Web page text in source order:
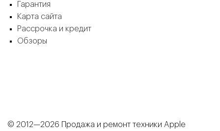
Гарантия
Карта сайта
Рассрочка и кредит
Обзоры
© 2012—2026 Продажа и ремонт техники Apple